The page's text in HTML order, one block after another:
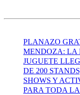
PLANAZO
MENDOZA: LA
JUGUETE
DE 200
SHOWS Y
PARA TODA